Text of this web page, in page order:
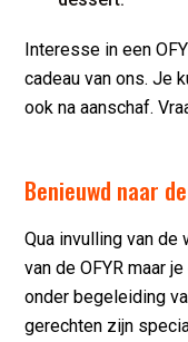
Interesse in een
cadeau van ons. Je
ook na aanschaf.
Benieuwd naar
Qua invulling van
van de OFYR maar
onder begeleiding
gerechten zijn